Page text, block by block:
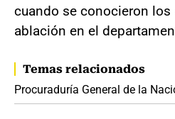
cuando se conocieron
ablación en el
Temas relacionados
Procuraduría General de la